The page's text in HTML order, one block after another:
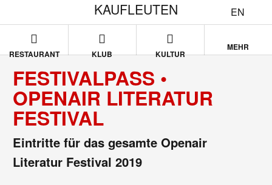
EN
KAUFLEUTEN
RESTAURANT KLUB KULTUR
MEHR
FESTIVALPASS •
OPENAIR LITERATUR
FESTIVAL
Eintritte für das gesamte Openair
Literatur Festival 2019